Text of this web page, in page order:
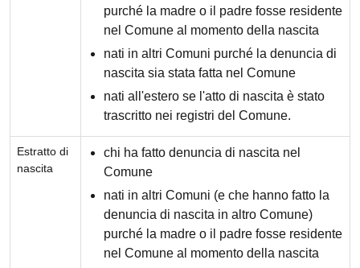
purché la madre o il padre fosse residente
nel Comune al momento della nascita
nati in altri Comuni purché la denuncia di
nascita sia stata fatta nel Comune
nati all'estero se l'atto di nascita è stato
trascritto nei registri del Comune.
Estratto di
nascita
chi ha fatto denuncia di nascita nel
Comune
nati in altri Comuni (e che hanno fatto la
denuncia di nascita in altro Comune)
purché la madre o il padre fosse residente
nel Comune al momento della nascita